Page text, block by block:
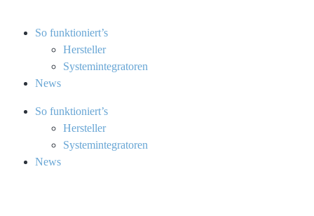
So funktioniert’s
Hersteller
Systemintegratoren
News
So funktioniert’s
Hersteller
Systemintegratoren
News